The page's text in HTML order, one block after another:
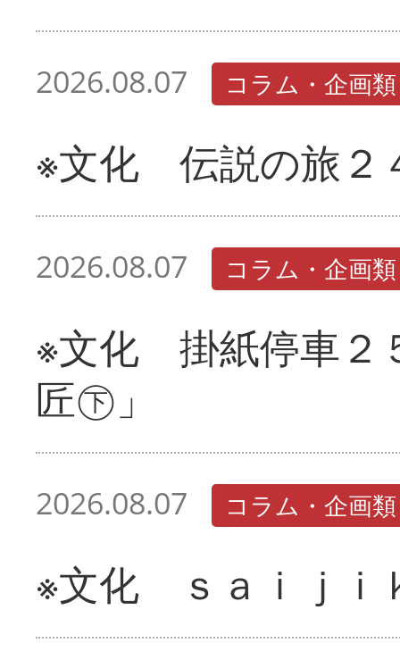
2026.08.07 コラム・企画類
※文化 伝説の旅２
2026.08.07 コラム・企画類
※文化 掛紙停車２
匠㊦」
2026.08.07 コラム・企画類
※文化 ｓａｉｊ